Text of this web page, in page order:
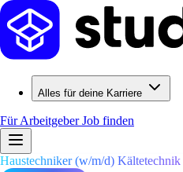
Alles für deine Karriere
Für ArbeitgeberJob finden
Haustechniker (w/m/d) Kältetechnik